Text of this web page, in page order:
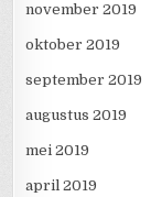
november 2019
oktober 2019
september 2019
augustus 2019
mei 2019
april 2019